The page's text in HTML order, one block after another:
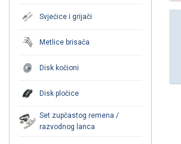
Svjećice i grijači
Metlice brisača
Disk kočioni
Disk pločice
Set zupčastog remena /
razvodnog lanca